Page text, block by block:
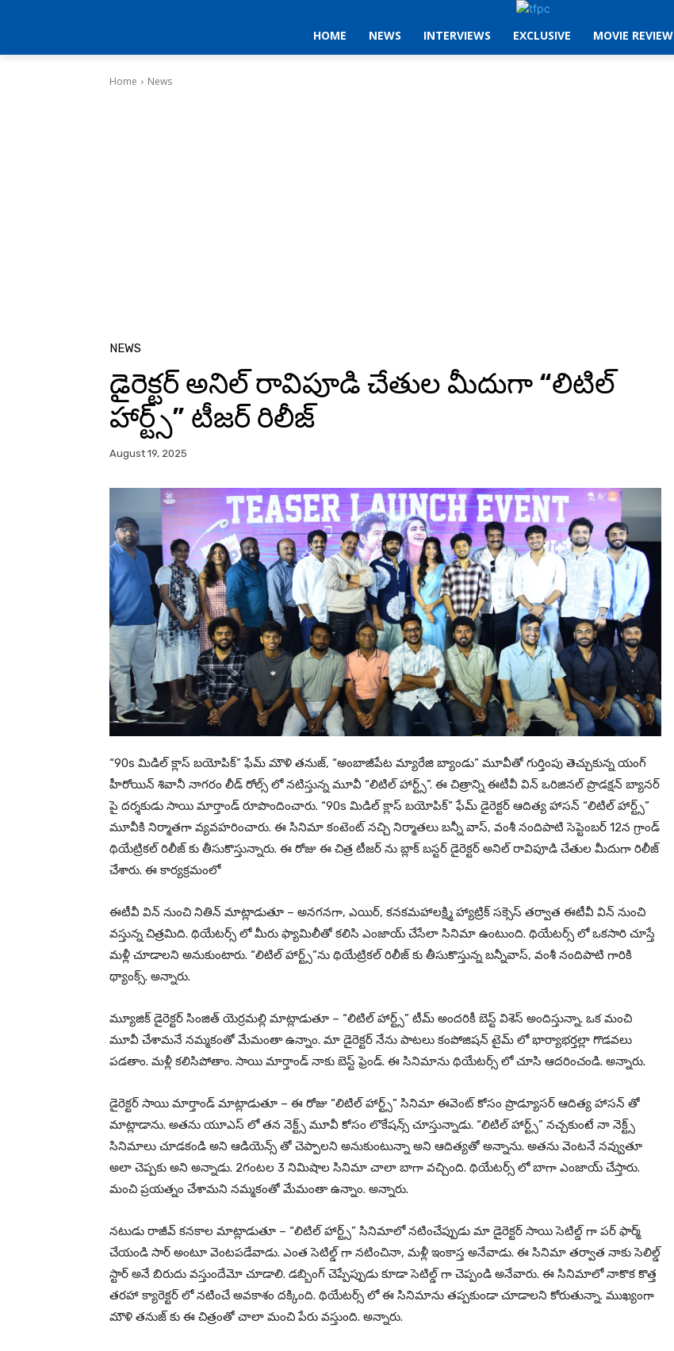
HOME NEWS INTERVIEWS EXCLUSIVE MOVIE REVIEW
Home News
NEWS
డైరెక్టర్ అనిల్ రావిపూడి చేతుల మీదుగా “లిటిల్
హార్ట్స్” టీజర్ రిలీజ్
August 19, 2025
“90s మిడిల్ క్లాస్ బయోపిక్” ఫేమ్ మౌళి తనుజ్, “అంబాజీపేట మ్యారేజి బ్యాండు” మూవీతో గుర్తింపు తెచ్చుకున్న యంగ్
హీరోయిన్ శివానీ నాగరం లీడ్ రోల్స్ లో నటిస్తున్న మూవీ “లిటిల్ హార్ట్స్”. ఈ చిత్రాన్ని ఈటీవీ విన్ ఒరిజినల్ ప్రొడక్షన్ బ్యానర్
పై దర్శకుడు సాయి మార్తాండ్ రూపొందించారు. “90s మిడిల్ క్లాస్ బయోపిక్” ఫేమ్ డైరెక్టర్ ఆదిత్య హాసన్ “లిటిల్ హార్ట్స్”
మూవీకి నిర్మాతగా వ్యవహరించారు. ఈ సినిమా కంటెంట్ నచ్చి నిర్మాతలు బన్నీ వాస్, వంశీ నందిపాటి సెప్టెంబర్ 12న గ్రాండ్
థియేట్రికల్ రిలీజ్ కు తీసుకొస్తున్నారు. ఈ రోజు ఈ చిత్ర టీజర్ ను బ్లాక్ బస్టర్ డైరెక్టర్ అనిల్ రావిపూడి చేతుల మీదుగా రిలీజ్
చేశారు. ఈ కార్యక్రమంలో
ఈటీవీ విన్ నుంచి నితిన్ మాట్లాడుతూ – అనగనగా, ఎయిర్, కనకమహాలక్ష్మి హ్యాట్రిక్ సక్సెస్ తర్వాత ఈటీవీ విన్ నుంచి
వస్తున్న చిత్రమిది. థియేటర్స్ లో మీరు ఫ్యామిలీతో కలిసి ఎంజాయ్ చేసేలా సినిమా ఉంటుంది. థియేటర్స్ లో ఒకసారి చూస్తే
మళ్లీ చూడాలని అనుకుంటారు. “లిటిల్ హార్ట్స్”ను థియేట్రికల్ రిలీజ్ కు తీసుకొస్తున్న బన్నీవాస్, వంశీ నందిపాటి గారికి
థ్యాంక్స్. అన్నారు.
మ్యూజిక్ డైరెక్టర్ సింజిత్ యెర్రమల్లి మాట్లాడుతూ – “లిటిల్ హార్ట్స్” టీమ్ అందరికీ బెస్ట్ విశెస్ అందిస్తున్నా. ఒక మంచి
మూవీ చేశామనే నమ్మకంతో మేమంతా ఉన్నాం. మా డైరెక్టర్ నేను పాటలు కంపోజిషన్ టైమ్ లో భార్యాభర్తల్లా గొడవలు
పడతాం. మళ్లీ కలిసిపోతాం. సాయి మార్తాండ్ నాకు బెస్ట్ ఫ్రెండ్. ఈ సినిమాను థియేటర్స్ లో చూసి ఆదరించండి. అన్నారు.
డైరెక్టర్ సాయి మార్తాండ్ మాట్లాడుతూ – ఈ రోజు “లిటిల్ హార్ట్స్” సినిమా ఈవెంట్ కోసం ప్రొడ్యూసర్ ఆదిత్య హాసన్ తో
మాట్లాడాను. అతను యూఎస్ లో తన నెక్ట్స్ మూవీ కోసం లొకేషన్స్ చూస్తున్నాడు. “లిటిల్ హార్ట్స్” నచ్చకుంటే నా నెక్ట్స్
సినిమాలు చూడకండి అని ఆడియెన్స్ తో చెప్పాలని అనుకుంటున్నా అని ఆదిత్యతో అన్నాను. అతను వెంటనే నవ్వుతూ
అలా చెప్పకు అని అన్నాడు. 2గంటల 3 నిమిషాల సినిమా చాలా బాగా వచ్చింది. థియేటర్స్ లో బాగా ఎంజాయ్ చేస్తారు.
మంచి ప్రయత్నం చేశామని నమ్మకంతో మేమంతా ఉన్నాం. అన్నారు.
నటుడు రాజీవ్ కనకాల మాట్లాడుతూ – “లిటిల్ హార్ట్స్” సినిమాలో నటించేప్పుడు మా డైరెక్టర్ సాయి సెటిల్డ్ గా పర్ ఫార్మ్
చేయండి సార్ అంటూ వెంటపడేవాడు. ఎంత సెటిల్డ్ గా నటించినా, మళ్లీ ఇంకాస్త అనేవాడు. ఈ సినిమా తర్వాత నాకు సెలిల్డ్
స్టార్ అనే బిరుదు వస్తుందేమో చూడాలి. డబ్బింగ్ చెప్పేప్పుడు కూడా సెటిల్డ్ గా చెప్పండి అనేవారు. ఈ సినిమాలో నాకొక కొత్త
తరహా క్యారెక్టర్ లో నటించే అవకాశం దక్కింది. థియేటర్స్ లో ఈ సినిమాను తప్పకుండా చూడాలని కోరుతున్నా. ముఖ్యంగా
మౌళి తనుజ్ కు ఈ చిత్రంతో చాలా మంచి పేరు వస్తుంది. అన్నారు.